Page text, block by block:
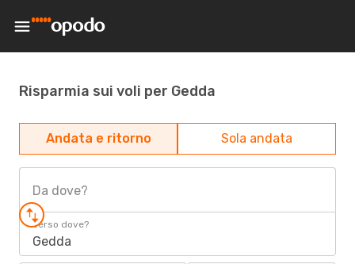
Risparmia sui voli per Gedda
Andata e ritorno Sola andata
Da dove?
Verso dove?
Gedda